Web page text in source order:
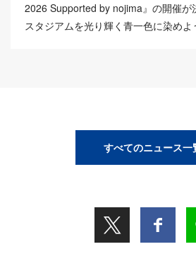
2026 Supported by nojima』の開催が
スタジアムを光り輝く青一色に染めよ
すべてのニュース一